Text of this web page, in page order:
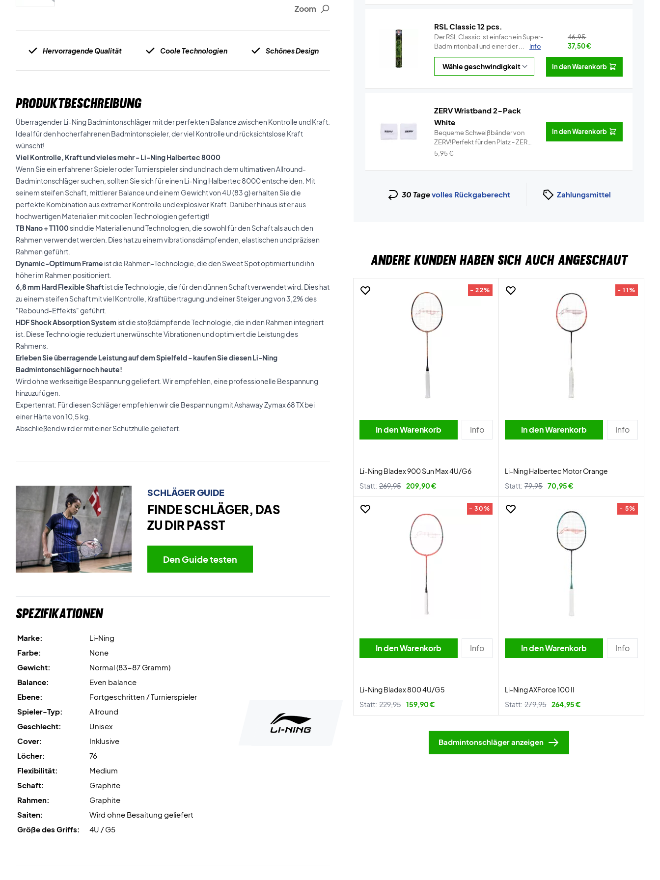
Zoom
Hervorragende Qualität Coole Technologien Schönes Design
PRODUKTBESCHREIBUNG
Überragender Li-Ning Badmintonschläger mit der perfekten Balance zwischen Kontrolle und Kraft.
Ideal für den hocherfahrenen Badmintonspieler, der viel Kontrolle und rücksichtslose Kraft
wünscht!
Viel Kontrolle, Kraft und vieles mehr - Li-Ning Halbertec 8000
Wenn Sie ein erfahrener Spieler oder Turnierspieler sind und nach dem ultimativen Allround-
Badmintonschläger suchen, sollten Sie sich für einen Li-Ning Halbertec 8000 entscheiden. Mit
seinem steifen Schaft, mittlerer Balance und einem Gewicht von 4U (83 g) erhalten Sie die
perfekte Kombination aus extremer Kontrolle und explosiver Kraft. Darüber hinaus ist er aus
hochwertigen Materialien mit coolen Technologien gefertigt!
TB Nano + T1100sind die Materialien und Technologien, die sowohl für den Schaft als auch den
Rahmen verwendet werden. Dies hat zu einem vibrationsdämpfenden, elastischen und präzisen
Rahmen geführt.
Dynamic-Optimum Frame ist die Rahmen-Technologie, die den Sweet Spot optimiert und ihn
höher im Rahmen positioniert.
6,8 mm Hard Flexible Shaftist die Technologie, die für den dünnen Schaft verwendet wird. Dies hat
zu einem steifen Schaft mit viel Kontrolle, Kraftübertragung und einer Steigerung von 3,2% des
"Rebound-Effekts" geführt.
HDF Shock Absorption Systemist die stoßdämpfende Technologie, die in den Rahmen integriert
ist. Diese Technologie reduziert unerwünschte Vibrationen und optimiert die Leistung des
Rahmens.
Erleben Sie überragende Leistung auf dem Spielfeld - kaufen Sie diesen Li-Ning
Badmintonschläger noch heute!
Wird ohne werkseitige Bespannung geliefert. Wir empfehlen, eine professionelle Bespannung
hinzuzufügen.
Expertenrat: Für diesen Schläger empfehlen wir die Bespannung mit Ashaway Zymax 68 TX bei
einer Härte von 10,5 kg.
Abschließend wird er mit einer Schutzhülle geliefert.
SCHLÄGER GUIDE
FINDE SCHLÄGER, DAS
ZU DIR PASST
Den Guide testen
Spezifikationen
Marke:
Li-Ning
Farbe:
None
Gewicht:
Normal (83-87 Gramm)
Balance:
Even balance
Ebene:
Fortgeschritten / Turnierspieler
Spieler-Typ:
Allround
Geschlecht:
Unisex
Cover:
Inklusive
Löcher:
76
Flexibilität:
Medium
Schaft:
Graphite
Rahmen:
Graphite
Saiten:
Wird ohne Besaitung geliefert
Größe des Griffs:
4U / G5
RSL Classic 12 pcs.
Der RSL Classic ist einfach ein Super-
Badmintonball und einer der ...
Info
46,95
37,50€
In den Warenkorb
ZERV Wristband 2-Pack
White
Bequeme Schweißbänder von
ZERV!Perfekt für den Platz - ZERV
Wri...
5,95€
In den Warenkorb
30 Tagevolles Rückgaberecht Zahlungsmittel
ANDERE KUNDEN HABEN SICH AUCH ANGESCHAUT
- 22%
In den Warenkorb Info
Li-Ning Bladex 900 Sun Max 4U/G6
Statt: 269,95 209,90 €
- 11%
In den Warenkorb Info
Li-Ning Halbertec Motor Orange
Statt: 79,95 70,95 €
- 30%
In den Warenkorb Info
Li-Ning Bladex 800 4U/G5
Statt: 229,95 159,90 €
- 5%
In den Warenkorb Info
Li-Ning AXForce 100 II
Statt: 279,95 264,95 €
Badmintonschläger anzeigen